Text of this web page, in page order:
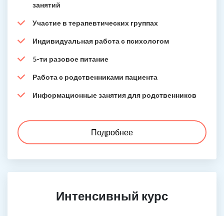
занятий
Участие в терапевтических группах
Индивидуальная работа с психологом
5-ти разовое питание
Работа с родственниками пациента
Информационные занятия для родственников
Подробнее
Интенсивный курс